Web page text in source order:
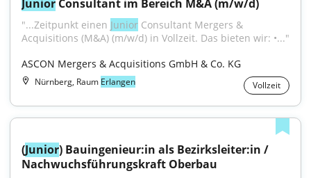
Junior Consultant im Bereich M&A (m/w/d)
"...Zeitpunkt einen Junior Consultant Mergers &
Acquisitions (M&A) (m/w/d) in Vollzeit. Das bieten wir: •..."
ASCON Mergers & Acquisitions GmbH & Co. KG
Nürnberg, Raum Erlangen Vollzeit
(Junior) Bauingenieur:in als Bezirksleiter:in /
Nachwuchsführungskraft Oberbau